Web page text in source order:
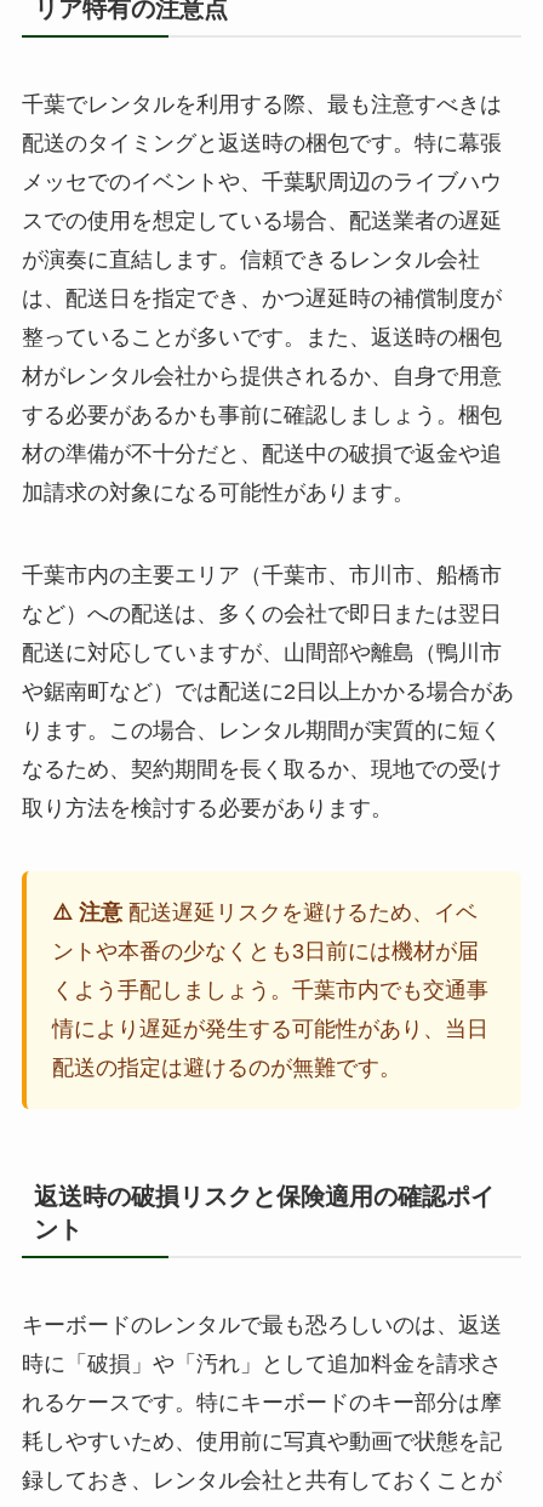
リア特有の注意点
千葉でレンタルを利用する際、最も注意すべきは
配送のタイミングと返送時の梱包です。特に幕張
メッセでのイベントや、千葉駅周辺のライブハウ
スでの使用を想定している場合、配送業者の遅延
が演奏に直結します。信頼できるレンタル会社
は、配送日を指定でき、かつ遅延時の補償制度が
整っていることが多いです。また、返送時の梱包
材がレンタル会社から提供されるか、自身で用意
する必要があるかも事前に確認しましょう。梱包
材の準備が不十分だと、配送中の破損で返金や追
加請求の対象になる可能性があります。
千葉市内の主要エリア（千葉市、市川市、船橋市
など）への配送は、多くの会社で即日または翌日
配送に対応していますが、山間部や離島（鴨川市
や鋸南町など）では配送に2日以上かかる場合があ
ります。この場合、レンタル期間が実質的に短く
なるため、契約期間を長く取るか、現地での受け
取り方法を検討する必要があります。
⚠️ 注意 配送遅延リスクを避けるため、イベ
ントや本番の少なくとも3日前には機材が届
くよう手配しましょう。千葉市内でも交通事
情により遅延が発生する可能性があり、当日
配送の指定は避けるのが無難です。
返送時の破損リスクと保険適用の確認ポイ
ント
キーボードのレンタルで最も恐ろしいのは、返送
時に「破損」や「汚れ」として追加料金を請求さ
れるケースです。特にキーボードのキー部分は摩
耗しやすいため、使用前に写真や動画で状態を記
録しておき、レンタル会社と共有しておくことが